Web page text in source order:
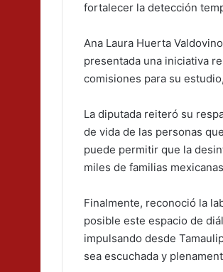
fortalecer la detección
Ana Laura Huerta
presentada una iniciativa
comisiones para su
La diputada reiteró su
de vida de las personas
puede permitir que la
miles de familias
Finalmente, reconoció la
posible este espacio de
impulsando desde
sea escuchada y